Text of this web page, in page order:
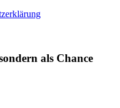
als Chance